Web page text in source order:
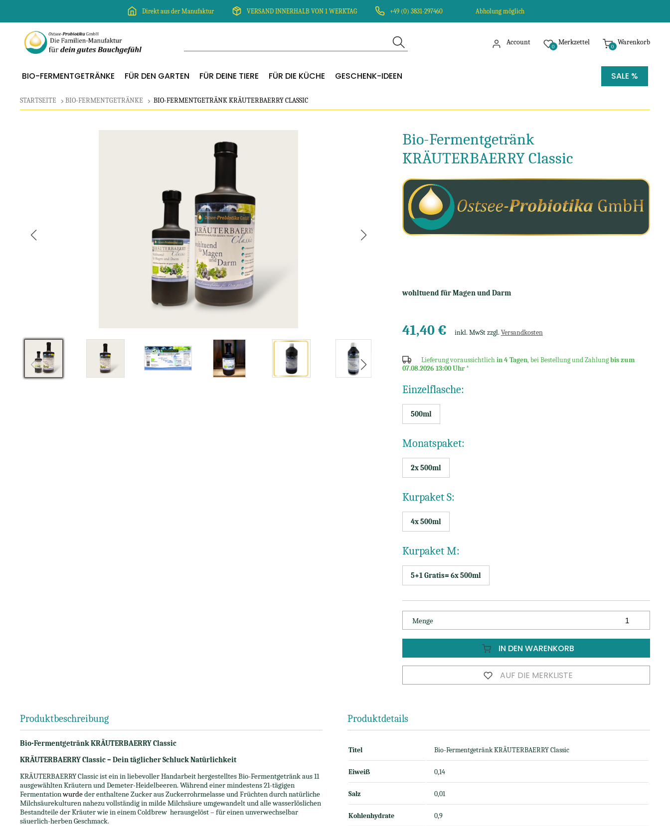
Direkt aus der Manufaktur VERSAND INNERHALB VON 1 WERKTAG +49 (0) 3831-297460 Abholung möglich
0
Warenkorb
0
Merkzettel
Account
BIO-FERMENTGETRÄNKE FÜR DEN GARTEN FÜR DEINE TIERE FÜR DIE KÜCHE GESCHENK-IDEEN SALE %
STARTSEITE BIO-FERMENTGETRÄNKE BIO-FERMENTGETRÄNK KRÄUTERBAERRY CLASSIC
Bio-Fermentgetränk
KRÄUTERBAERRY Classic
wohltuend für Magen und Darm
41,40 € inkl. MwSt zzgl. Versandkosten
Lieferung voraussichtlichin 4 Tagen, bei Bestellung und Zahlungbis zum
07.08.2026 13:00 Uhr *
Einzelflasche:
500ml
Monatspaket:
2x 500ml
Kurpaket S:
4x 500ml
Kurpaket M:
5+1 Gratis= 6x 500ml
Menge
IN DEN WARENKORB
AUF DIE MERKLISTE
Produktbeschreibung
Bio-Fermentgetränk KRÄUTERBAERRY Classic
KRÄUTERBAERRY Classic – Dein täglicher Schluck Natürlichkeit
KRÄUTERBAERRY Classic ist ein in liebevoller Handarbeit hergestelltes Bio-Fermentgetränk aus 11
ausgewählten Kräutern und Demeter-Heidelbeeren. Während einer mindestens 21-tägigen
Fermentationwurdeder enthaltene Zucker aus Zuckerrohrmelasse und Früchten durch natürliche
Milchsäurekulturen nahezu vollständig in milde Milchsäure umgewandelt und alle wasserlöslichen
Bestandteile der Kräuter wie in einem Coldbrew herausgelöst – für einen unverwechselbar
säuerlich-herben Geschmack.
Produktdetails
Titel Bio-Fermentgetränk KRÄUTERBAERRY Classic
Eiweiß 0,14
Salz 0,01
Kohlenhydrate 0,9